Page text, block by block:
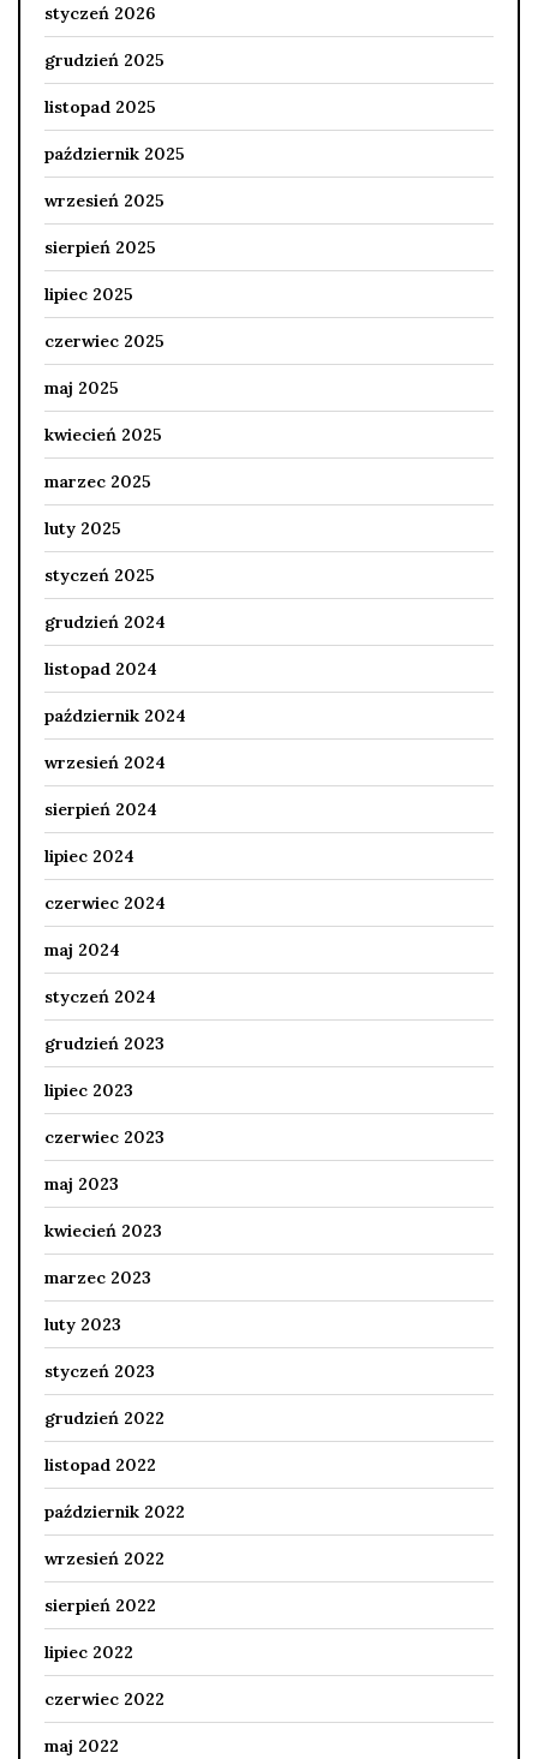
styczeń 2026
grudzień 2025
listopad 2025
październik 2025
wrzesień 2025
sierpień 2025
lipiec 2025
czerwiec 2025
maj 2025
kwiecień 2025
marzec 2025
luty 2025
styczeń 2025
grudzień 2024
listopad 2024
październik 2024
wrzesień 2024
sierpień 2024
lipiec 2024
czerwiec 2024
maj 2024
styczeń 2024
grudzień 2023
lipiec 2023
czerwiec 2023
maj 2023
kwiecień 2023
marzec 2023
luty 2023
styczeń 2023
grudzień 2022
listopad 2022
październik 2022
wrzesień 2022
sierpień 2022
lipiec 2022
czerwiec 2022
maj 2022